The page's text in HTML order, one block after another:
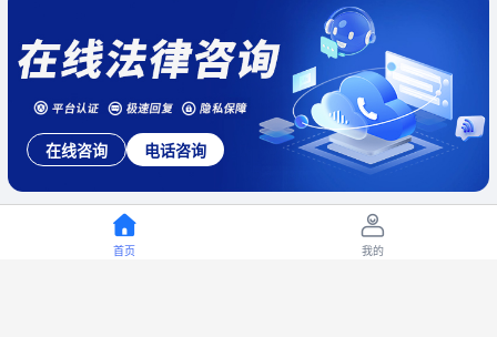
民再2
在线咨询 电话咨询
首页 我的